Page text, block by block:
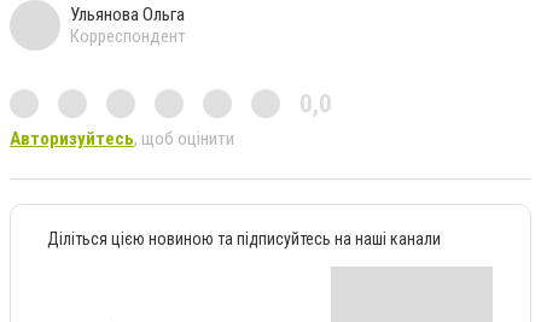
Ульянова Ольга
Корреспондент
0,0
Авторизуйтесь, щоб оцінити
Діліться цією новиною та підписуйтесь на наші канали